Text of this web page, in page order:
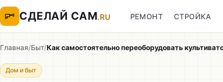
СДЕЛАЙ САМ.RU РЕМОНТ СТРОЙКА
Главная/Быт/Как самостоятельно переоборудовать
Дом и быт